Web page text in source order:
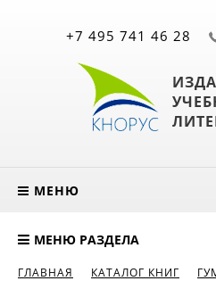
+7 495 741 46 28
МЕНЮ
МЕНЮ РАЗДЕЛА
ГЛАВНАЯ КАТАЛОГ КНИГ